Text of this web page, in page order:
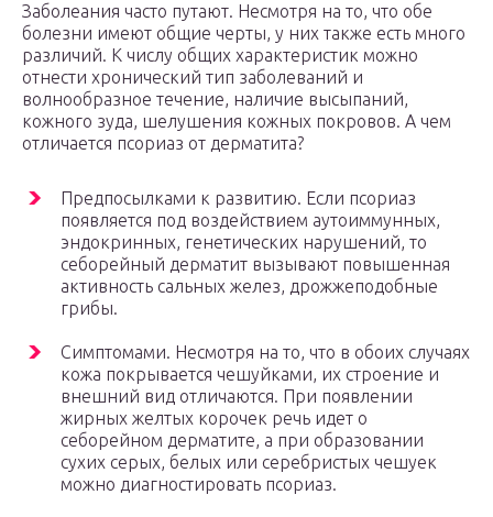
Заболеания часто путают. Несмотря на то, что обе
болезни имеют общие черты, у них также есть много
различий. К числу общих характеристик можно
отнести хронический тип заболеваний и
волнообразное течение, наличие высыпаний,
кожного зуда, шелушения кожных покровов. А чем
отличается псориаз от дерматита?
Предпосылками к развитию. Если псориаз
появляется под воздействием аутоиммунных,
эндокринных, генетических нарушений, то
себорейный дерматит вызывают повышенная
активность сальных желез, дрожжеподобные
грибы.
Симптомами. Несмотря на то, что в обоих случаях
кожа покрывается чешуйками, их строение и
внешний вид отличаются. При появлении
жирных желтых корочек речь идет о
себорейном дерматите, а при образовании
сухих серых, белых или серебристых чешуек
можно диагностировать псориаз.